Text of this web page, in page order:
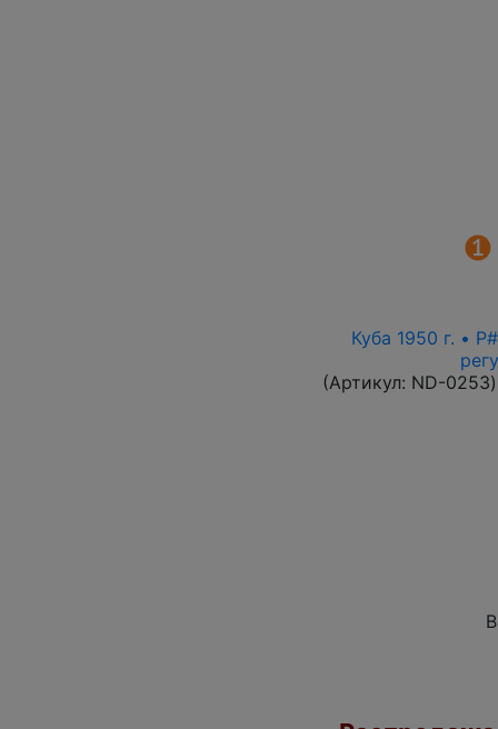
Куба 1950 г. •
(Артикул: ND-0253)